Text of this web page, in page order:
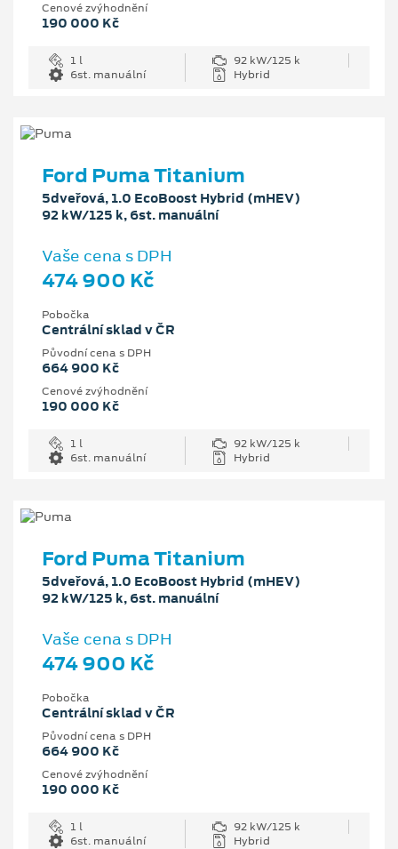
Cenové zvýhodnění
190 000 Kč
1 l
92 kW/125 k
6st. manuální
Hybrid
Ford Puma Titanium
5dveřová, 1.0 EcoBoost Hybrid (mHEV)
92 kW/125 k, 6st. manuální
Vaše cena s DPH
474 900 Kč
Pobočka
Centrální sklad v ČR
Původní cena s DPH
664 900 Kč
Cenové zvýhodnění
190 000 Kč
1 l
92 kW/125 k
6st. manuální
Hybrid
Ford Puma Titanium
5dveřová, 1.0 EcoBoost Hybrid (mHEV)
92 kW/125 k, 6st. manuální
Vaše cena s DPH
474 900 Kč
Pobočka
Centrální sklad v ČR
Původní cena s DPH
664 900 Kč
Cenové zvýhodnění
190 000 Kč
1 l
92 kW/125 k
6st. manuální
Hybrid